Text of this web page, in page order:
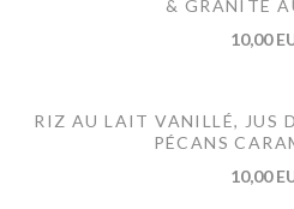
& GRANITÉ
10,00
RIZ AU LAIT VANILLÉ, JUS
PÉCANS
10,00